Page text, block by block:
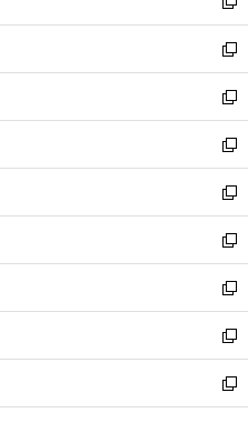
ウ
で
開
く
ン
ド
ウ
で
開
く
い
ウ
ィ
ン
ド
ウ
で
開
く
新
し
い
ウ
ィ
ン
ド
ウ
で
開
く
新
し
い
ウ
ィ
ン
ド
ウ
で
開
く
新
し
い
ウ
ィ
ン
ド
ウ
で
開
く
新
し
い
ウ
ィ
ン
ド
ウ
で
開
く
新
し
い
ウ
ィ
ン
ド
ウ
で
開
新
し
い
ウ
ィ
ン
ド
ウ
新
し
い
ウ
ィ
ン
新
し
い
ウ
新
し